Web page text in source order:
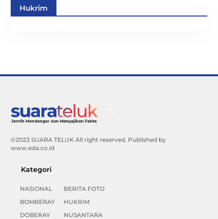
Hukrim
©2023 SUARA TELUK All right reserved. Published by
www.eda.co.id
Kategori
NASIONAL
BOMBERAY
DOBERAY
BERITA FOTO
HUKRIM
NUSANTARA